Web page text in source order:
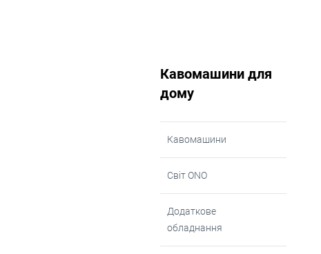
Кавомашини для
дому
Кавомашини
Світ ONO
Додаткове
обладнання